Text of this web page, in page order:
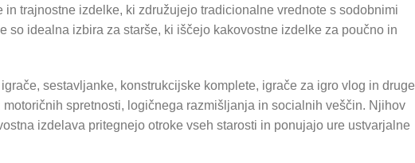
trajnostne izdelke, ki združujejo tradicionalne vrednote s sodobnimi
so idealna izbira za starše, ki iščejo kakovostne izdelke za poučno in
sestavljanke, konstrukcijske komplete, igrače za igro vlog in druge
spretnosti, logičnega razmišljanja in socialnih veščin. Njihov
izdelava pritegnejo otroke vseh starosti in ponujajo ure ustvarjalne